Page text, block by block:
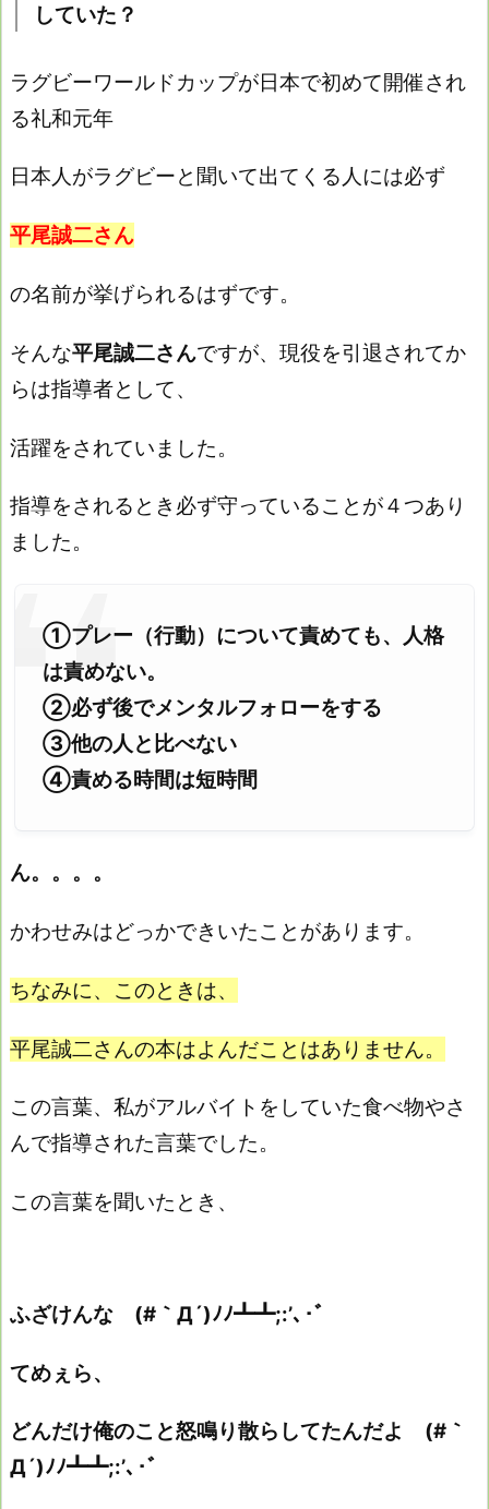
していた？
ラグビーワールドカップが日本で初めて開催され
る礼和元年
日本人がラグビーと聞いて出てくる人には必ず
平尾誠二さん
の名前が挙げられるはずです。
そんな平尾誠二さんですが、現役を引退されてか
らは指導者として、
活躍をされていました。
指導をされるとき必ず守っていることが４つあり
ました。
①プレー（行動）について責めても、人格
は責めない。
②必ず後でメンタルフォローをする
③他の人と比べない
④責める時間は短時間
ん。。。。
かわせみはどっかできいたことがあります。
ちなみに、このときは、
平尾誠二さんの本はよんだことはありません。
この言葉、私がアルバイトをしていた食べ物やさ
んで指導された言葉でした。
この言葉を聞いたとき、
ふざけんな (#｀Д´)ﾉﾉ┻┻;:’､･ﾞ
てめぇら、
どんだけ俺のこと怒鳴り散らしてたんだよ (#｀
Д´)ﾉﾉ┻┻;:’､･ﾞ